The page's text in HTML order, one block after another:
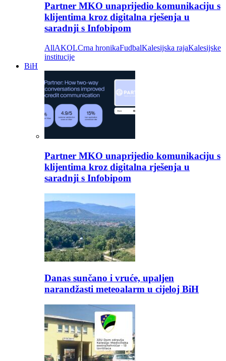
Partner MKO unaprijedio komunikaciju s
klijentima kroz digitalna rješenja u
saradnji s Infobipom
AllAKOLCrna hronikaFudbalKalesijska rajaKalesijske
institucije
BiH
Partner MKO unaprijedio komunikaciju s
klijentima kroz digitalna rješenja u
saradnji s Infobipom
Danas sunčano i vruće, upaljen
narandžasti meteoalarm u cijeloj BiH